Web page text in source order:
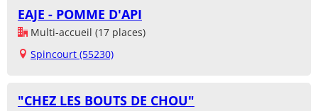
EAJE - POMME D'API
Multi-accueil (17 places)
Spincourt (55230)
"CHEZ LES BOUTS DE CHOU"